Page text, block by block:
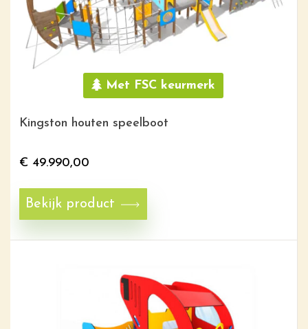
Met FSC keurmerk
Kingston houten speelboot
€ 49.990,00
Bekijk product